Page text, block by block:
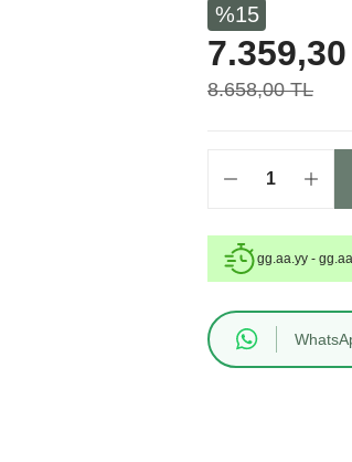
%15
8.658,00 TL
gg.aa.yy -